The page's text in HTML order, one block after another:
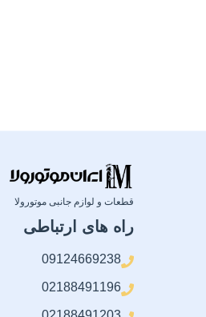
قطعات و لوازم جانبی موتورولا
راه های ارتباطی
09124669238
02188491196